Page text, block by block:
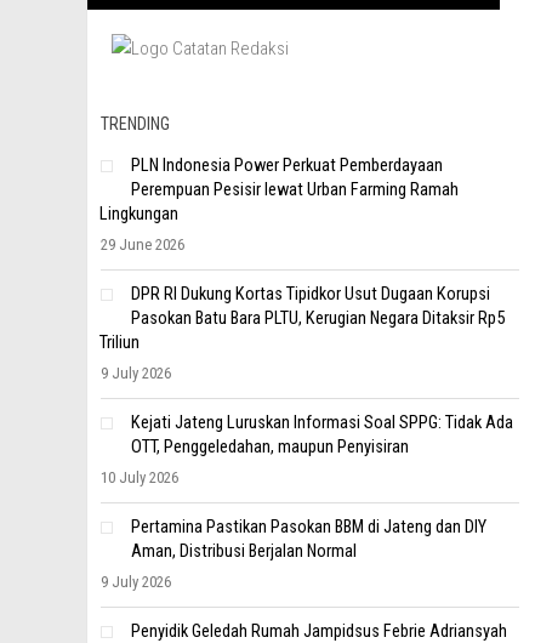
TRENDING
PLN Indonesia Power Perkuat Pemberdayaan
Perempuan Pesisir lewat Urban Farming Ramah
Lingkungan
29 June 2026
DPR RI Dukung Kortas Tipidkor Usut Dugaan Korupsi
Pasokan Batu Bara PLTU, Kerugian Negara Ditaksir Rp5
Triliun
9 July 2026
Kejati Jateng Luruskan Informasi Soal SPPG: Tidak Ada
OTT, Penggeledahan, maupun Penyisiran
10 July 2026
Pertamina Pastikan Pasokan BBM di Jateng dan DIY
Aman, Distribusi Berjalan Normal
9 July 2026
Penyidik Geledah Rumah Jampidsus Febrie Adriansyah